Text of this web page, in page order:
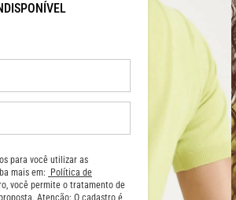
para você utilizar as
mais em:
Política de
você permite o tratamento de
Atenção: O cadastro é